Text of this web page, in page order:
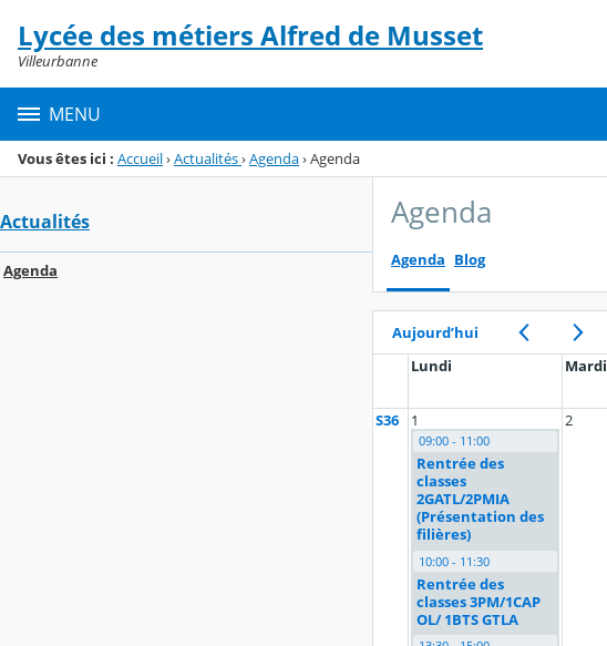
Menu de la rubrique
Contenu
Lycée des métiers Alfred de Musset
Villeurbanne
MENU
Vous êtes ici : Accueil›Actualités›Agenda›Agenda
Actualités
Agenda
Agenda
Agenda Blog
Aujourd’hui
Lundi
Mardi
S36 1
09:00 - 11:00
Rentrée des
classes
2GATL/2PMIA
(Présentation des
filières)
10:00 - 11:30
Rentrée des
classes 3PM/1CAP
OL/ 1BTS GTLA
2